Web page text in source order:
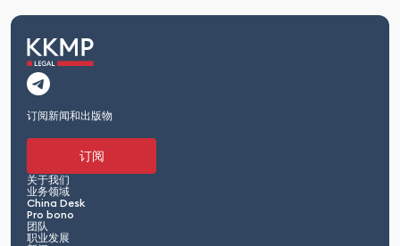
订阅新闻和出版物
订阅
关于我们
业务领域
China Desk
Pro bono
团队
职业发展